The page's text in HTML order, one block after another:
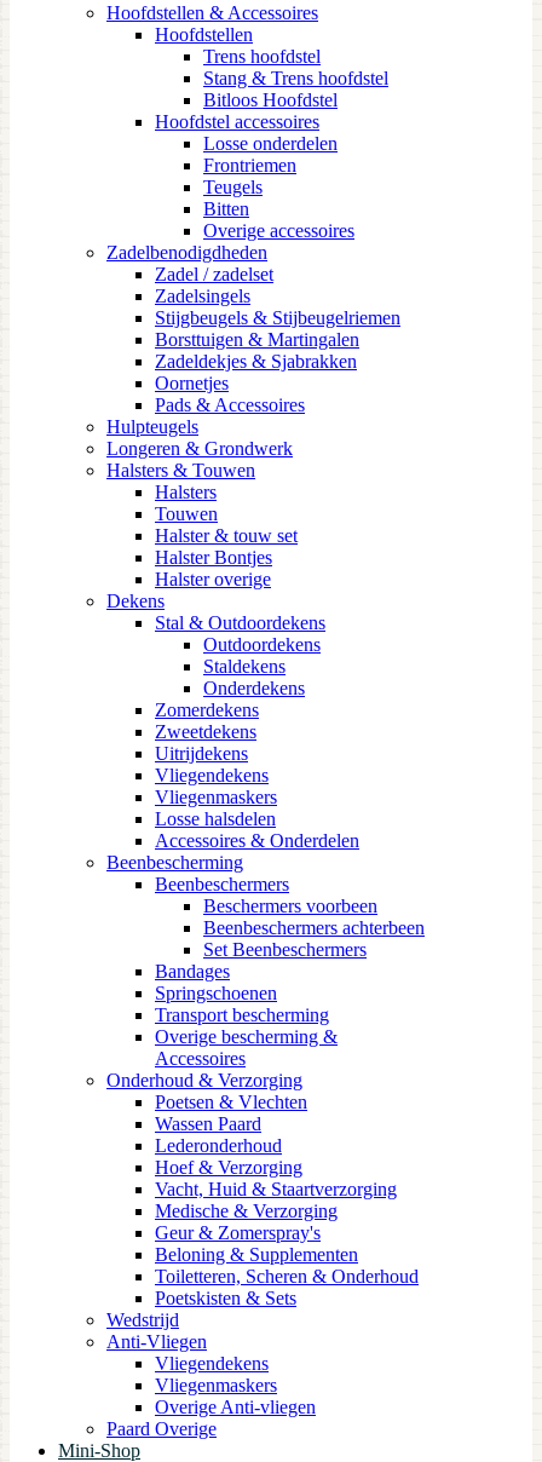
Hoofdstellen & Accessoires
Hoofdstellen
Trens hoofdstel
Stang & Trens hoofdstel
Bitloos Hoofdstel
Hoofdstel accessoires
Losse onderdelen
Frontriemen
Teugels
Bitten
Overige accessoires
Zadelbenodigdheden
Zadel / zadelset
Zadelsingels
Stijgbeugels & Stijbeugelriemen
Borsttuigen & Martingalen
Zadeldekjes & Sjabrakken
Oornetjes
Pads & Accessoires
Hulpteugels
Longeren & Grondwerk
Halsters & Touwen
Halsters
Touwen
Halster & touw set
Halster Bontjes
Halster overige
Dekens
Stal & Outdoordekens
Outdoordekens
Staldekens
Onderdekens
Zomerdekens
Zweetdekens
Uitrijdekens
Vliegendekens
Vliegenmaskers
Losse halsdelen
Accessoires & Onderdelen
Beenbescherming
Beenbeschermers
Beschermers voorbeen
Beenbeschermers achterbeen
Set Beenbeschermers
Bandages
Springschoenen
Transport bescherming
Overige bescherming &
Accessoires
Onderhoud & Verzorging
Poetsen & Vlechten
Wassen Paard
Lederonderhoud
Hoef & Verzorging
Vacht, Huid & Staartverzorging
Medische & Verzorging
Geur & Zomerspray's
Beloning & Supplementen
Toiletteren, Scheren & Onderhoud
Poetskisten & Sets
Wedstrijd
Anti-Vliegen
Vliegendekens
Vliegenmaskers
Overige Anti-vliegen
Paard Overige
Mini-Shop